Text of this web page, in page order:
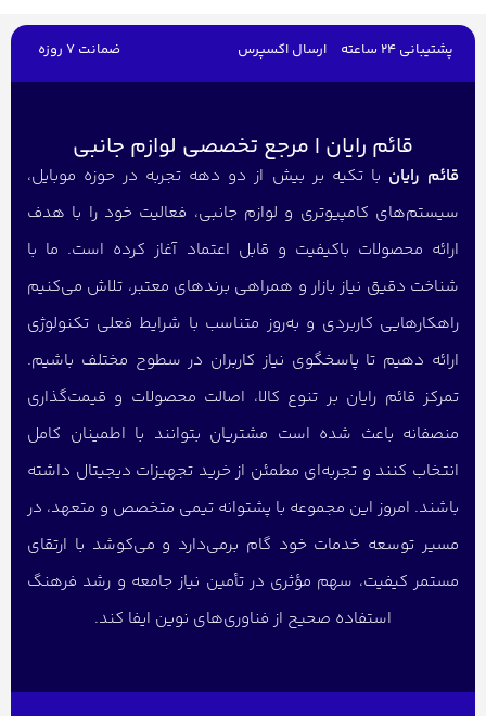
پشتیبانی 24 ساعته ارسال اکسپرس ضمانت 7 روزه
قائم رایان | مرجع تخصصی لوازم جانبی
قائم رایان با تکیه بر بیش از دو دهه تجربه در حوزه موبایل،
سیستم‌های کامپیوتری و لوازم جانبی، فعالیت خود را با هدف
ارائه محصولات باکیفیت و قابل اعتماد آغاز کرده است. ما با
شناخت دقیق نیاز بازار و همراهی برندهای معتبر، تلاش می‌کنیم
راهکارهایی کاربردی و به‌روز متناسب با شرایط فعلی تکنولوژی
ارائه دهیم تا پاسخگوی نیاز کاربران در سطوح مختلف باشیم.
تمرکز قائم رایان بر تنوع کالا، اصالت محصولات و قیمت‌گذاری
منصفانه باعث شده است مشتریان بتوانند با اطمینان کامل
انتخاب کنند و تجربه‌ای مطمئن از خرید تجهیزات دیجیتال داشته
باشند. امروز این مجموعه با پشتوانه تیمی متخصص و متعهد، در
مسیر توسعه خدمات خود گام برمی‌دارد و می‌کوشد با ارتقای
مستمر کیفیت، سهم مؤثری در تأمین نیاز جامعه و رشد فرهنگ
استفاده صحیح از فناوری‌های نوین ایفا کند.